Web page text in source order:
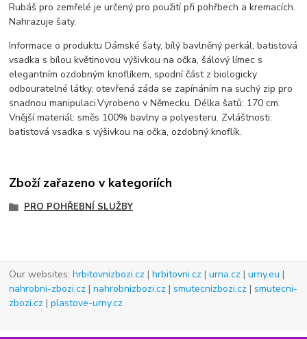
Rubáš pro zemřelé je určený pro použití při pohřbech a kremacích.
Nahrazuje šaty.
Informace o produktu Dámské šaty, bílý bavlněný perkál, batistová
vsadka s bílou květinovou výšivkou na očka, šálový límec s
elegantním ozdobným knoflíkem, spodní část z biologicky
odbouratelné látky, otevřená záda se zapínáním na suchý zip pro
snadnou manipulaci.Vyrobeno v Německu. Délka šatů: 170 cm.
Vnější materiál: směs 100% bavlny a polyesteru. Zvláštnosti:
batistová vsadka s výšivkou na očka, ozdobný knoflík.
Zboží zařazeno v kategoriích
PRO POHŘEBNÍ SLUŽBY
Our websites:hrbitovnizbozi.cz |hrbitovni.cz |urna.cz |urny.eu |
nahrobni-zbozi.cz |nahrobnizbozi.cz |smutecnizbozi.cz |smutecni-
zbozi.cz |plastove-urny.cz